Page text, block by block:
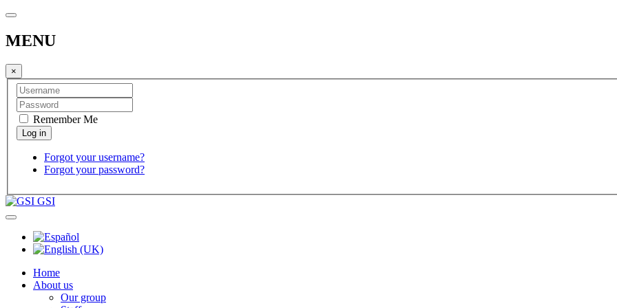
MENU
×
Remember Me
Forgot your username?
Forgot your password?
GSI
Home
About us
Our group